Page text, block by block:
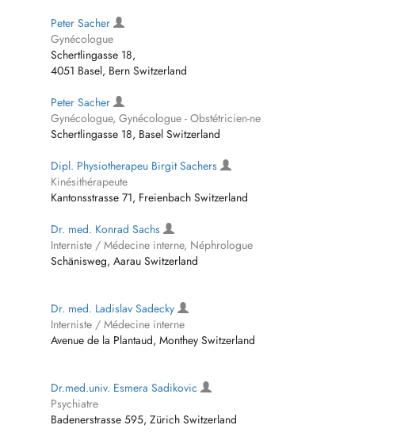
Peter Sacher
Gynécologue
Schertlingasse 18,
4051 Basel, Bern Switzerland
Peter Sacher
Gynécologue, Gynécologue - Obstétricien-ne
Schertlingasse 18, Basel Switzerland
Dipl. Physiotherapeu Birgit Sachers
Kinésithérapeute
Kantonsstrasse 71, Freienbach Switzerland
Dr. med. Konrad Sachs
Interniste / Médecine interne, Néphrologue
Schänisweg, Aarau Switzerland
Dr. med. Ladislav Sadecky
Interniste / Médecine interne
Avenue de la Plantaud, Monthey Switzerland
Dr.med.univ. Esmera Sadikovic
Psychiatre
Badenerstrasse 595, Zürich Switzerland